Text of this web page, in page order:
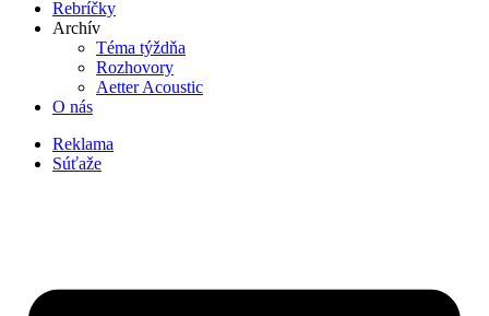
Rebríčky
Archív
Téma týždňa
Rozhovory
Aetter Acoustic
O nás
Reklama
Súťaže